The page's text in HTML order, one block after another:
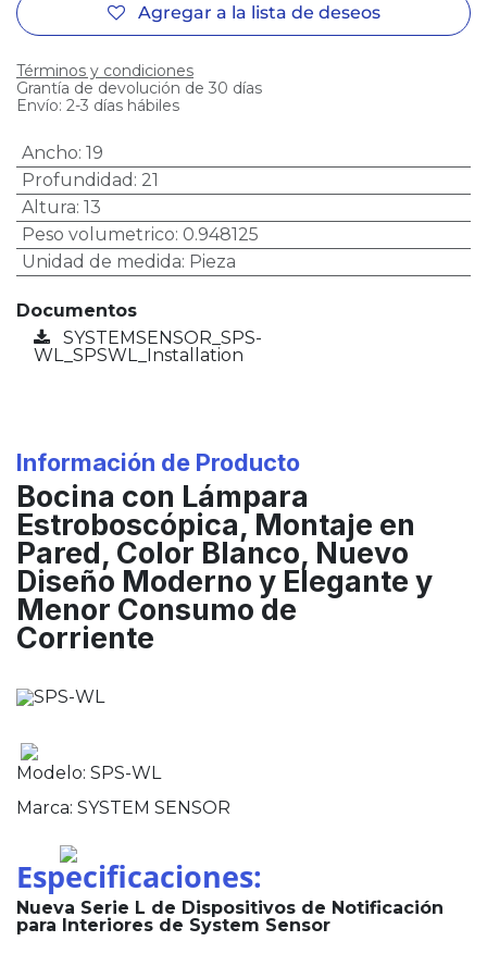
Agregar a la lista de deseos
Términos y condiciones
Grantía de devolución de 30 días
Envío: 2-3 días hábiles
Ancho: 19
Profundidad : 21
Altura: 13
Peso volumetrico: 0.948125
Unidad de medida: Pieza
Documentos
SYSTEMSENSOR_SPS-
WL_SPSWL_Installation
Información de Producto
Bocina con Lámpara
Estroboscópica, Montaje en
Pared, Color Blanco, Nuevo
Diseño Moderno y Elegante y
Menor Consumo de
Corriente
Modelo: SPS-WL
Marca: SYSTEM SENSOR
Especificaciones:
Nueva Serie L de Dispositivos de Notificación
para Interiores de System Sensor